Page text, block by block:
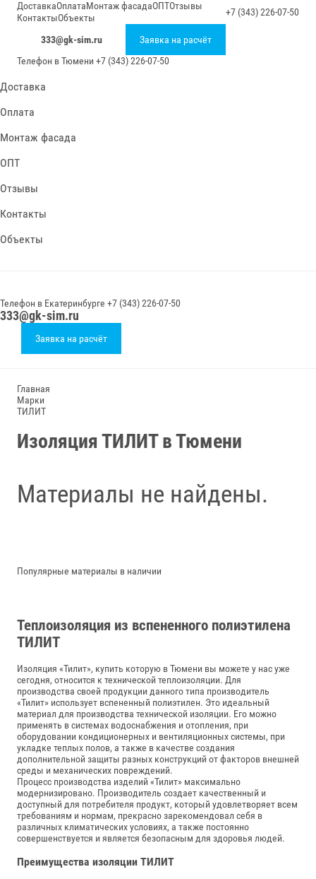
ДоставкаОплатаМонтаж фасадаОПТОтзывы
КонтактыОбъекты +7 (343) 226-07-50
333@gk-sim.ru
Заявка на расчёт
Телефон вТюмени +7 (343) 226-07-50
Доставка
Оплата
Монтаж фасада
ОПТ
Отзывы
Контакты
Объекты
Телефон в Екатеринбурге +7 (343) 226-07-50
333@gk-sim.ru
Заявка на расчёт
Главная
Марки
ТИЛИТ
Изоляция ТИЛИТ в Тюмени
Материалы не найдены.
Популярные материалы в наличии
Теплоизоляция из вспененного полиэтилена
ТИЛИТ
Изоляция «Тилит», купить которую в Тюмени вы можете у нас уже
сегодня, относится к технической теплоизоляции. Для
производства своей продукции данного типа производитель
«Тилит» использует вспененный полиэтилен. Это идеальный
материал для производства технической изоляции. Его можно
применять в системах водоснабжения и отопления, при
оборудовании кондиционерных и вентиляционных системы, при
укладке теплых полов, а также в качестве создания
дополнительной защиты разных конструкций от факторов внешней
среды и механических повреждений.
Процесс производства изделий «Тилит» максимально
модернизировано. Производитель создает качественный и
доступный для потребителя продукт, который удовлетворяет всем
требованиям и нормам, прекрасно зарекомендовал себя в
различных климатических условиях, а также постоянно
совершенствуется и является безопасным для здоровья людей.
Преимущества изоляции ТИЛИТ